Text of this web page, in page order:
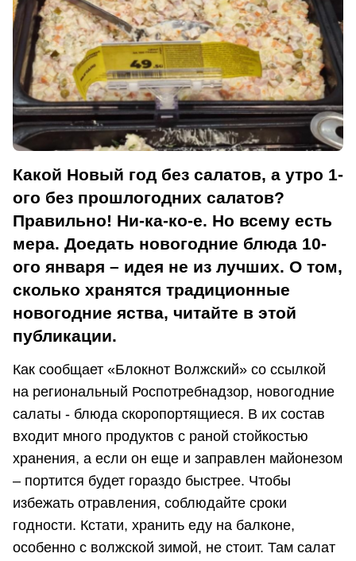
Какой Новый год без салатов, а утро 1-
ого без прошлогодних салатов?
Правильно! Ни-ка-ко-е. Но всему есть
мера. Доедать новогодние блюда 10-
ого января – идея не из лучших. О том,
сколько хранятся традиционные
новогодние яства, читайте в этой
публикации.
Как сообщает «Блокнот Волжский» со ссылкой
на региональный Роспотребнадзор, новогодние
салаты - блюда скоропортящиеся. В их состав
входит много продуктов с раной стойкостью
хранения, а если он еще и заправлен майонезом
– портится будет гораздо быстрее. Чтобы
избежать отравления, соблюдайте сроки
годности. Кстати, хранить еду на балконе,
особенно с волжской зимой, не стоит. Там салат